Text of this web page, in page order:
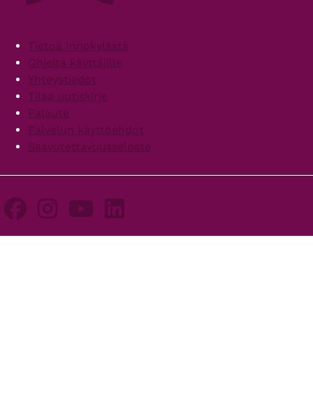
FooterTietoa Innokylästä
Ohjeita käyttäjille
Yhteystiedot
Tilaa uutiskirje
Palaute
Palvelun käyttöehdot
Saavutettavuusseloste